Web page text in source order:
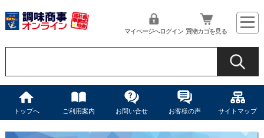
マイページへログイン 買物カゴを見る
トップへ ご利用案内 お問い合せ お客様の声 サイトマップ